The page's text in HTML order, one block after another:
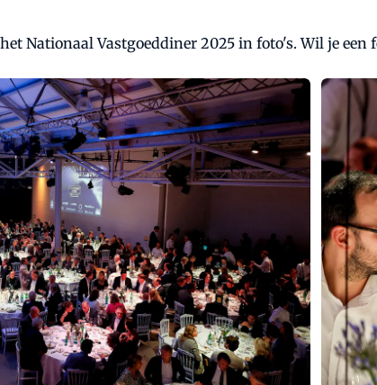
Nationaal Vastgoeddiner 2025 in foto's. Wil je